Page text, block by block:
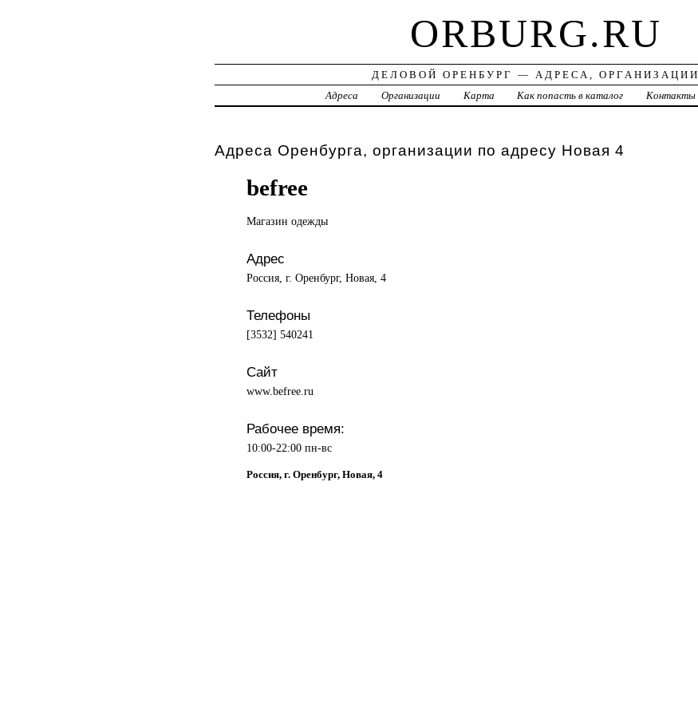
ORBURG.RU
ДЕЛОВОЙ ОРЕНБУРГ — АДРЕСА, ОРГАНИЗАЦИИ
Адреса
Организации Карта Как попасть в каталог Контакты
Адреса Оренбурга, организации по адресу Новая 4
befree
Магазин одежды
Адрес
Россия, г. Оренбург, Новая, 4
Телефоны
[3532] 540241
Сайт
www.befree.ru
Рабочее время:
10:00-22:00 пн-вс
Россия, г. Оренбург, Новая, 4